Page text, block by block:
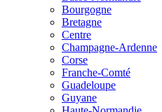
Bourgogne
Bretagne
Centre
Champagne-Ardenne
Corse
Franche-Comté
Guadeloupe
Guyane